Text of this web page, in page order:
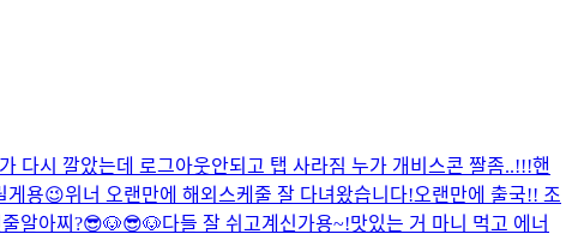
다시 깔았는데 로그아웃안되고 탭 사라짐 누가 개비스콘 짤좀..!!!핸
게용😉위너 오랜만에 해외스케줄 잘 다녀왔습니다!오랜만에 출국!! 조
알아찌?😎🐶😎🐶다들 잘 쉬고계신가용~!맛있는 거 마니 먹고 에너